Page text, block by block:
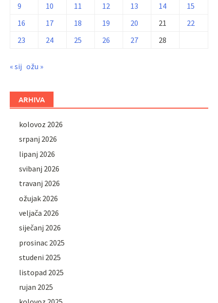
9
10 11 12 13 14
15
16
17 18 19 20 21
22
23
24 25 26 27 28
« sij ožu »
ARHIVA
kolovoz 2026
srpanj 2026
lipanj 2026
svibanj 2026
travanj 2026
ožujak 2026
veljača 2026
siječanj 2026
prosinac 2025
studeni 2025
listopad 2025
rujan 2025